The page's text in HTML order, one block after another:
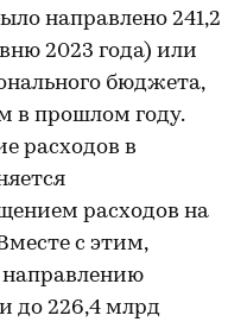
направлено 241,2
2023 года) или
бюджета,
в прошлом году.
расходов в
расходов на
с этим,
до 226,4 млрд